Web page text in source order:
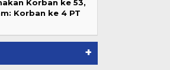
Korban ke 53,
Korban ke 4 PT
+
di Kaltim
Korban ke
ke 4 PT ECI
Kaltim